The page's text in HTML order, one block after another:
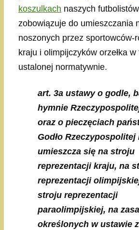
koszulkach naszych
zobowiązuje do umieszczania
noszonych przez sportowców-
kraju i olimpijczyków orzełka w
ustalonej normatywnie.
art. 3a ustawy o godle,
hymnie
oraz o pieczęciach
Godło
umieszcza się na stroju
reprezentacji kraju, na
reprezentacji
stroju reprezentacji
paraolimpijskiej, na
określonych w ustawie